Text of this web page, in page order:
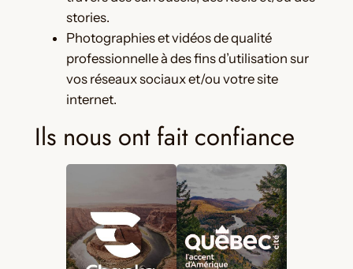
stories.
Photographies et vidéos de qualité
professionnelle à des fins d’utilisation sur
vos réseaux sociaux et/ou votre site
internet.
Ils nous ont fait confiance